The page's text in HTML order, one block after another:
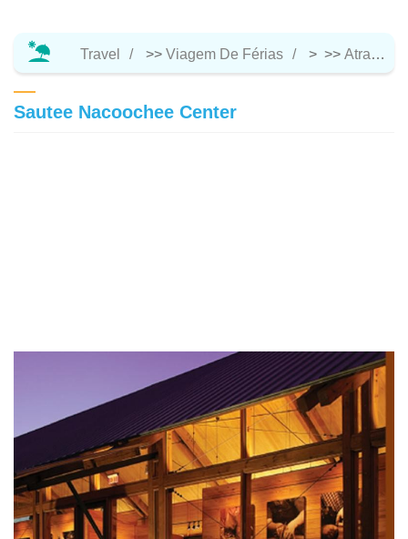
Travel >> Viagem De Férias > >> Atração Turística
Sautee Nacoochee Center